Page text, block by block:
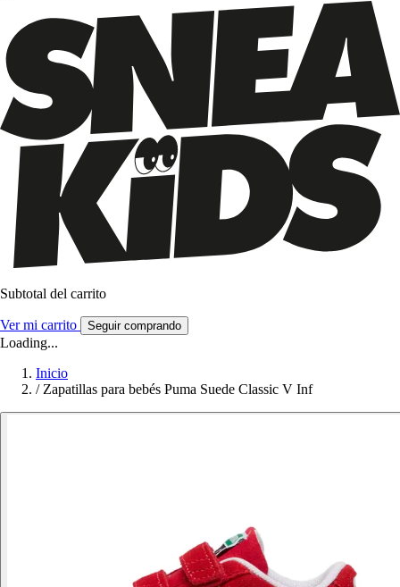
Subtotal del carrito
Ver mi carrito Seguir comprando
Loading...
Inicio
/ Zapatillas para bebés Puma Suede Classic V Inf